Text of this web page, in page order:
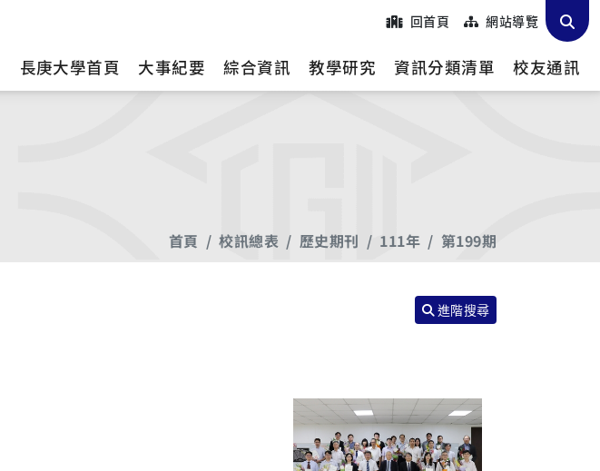
回首頁 網站導覽
長庚大學首頁 大事紀要 綜合資訊 教學研究 資訊分類清單 校友通訊
首頁 校訊總表 歷史期刊 111年 第199期
進階搜尋